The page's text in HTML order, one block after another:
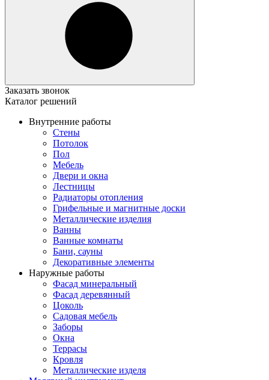
Заказать звонок
Каталог решений
Внутренние работы
Стены
Потолок
Пол
Мебель
Двери и окна
Лестницы
Радиаторы отопления
Грифельные и магнитные доски
Металлические изделия
Ванны
Ванные комнаты
Бани, сауны
Декоративные элементы
Наружные работы
Фасад минеральный
Фасад деревянный
Цоколь
Садовая мебель
Заборы
Окна
Террасы
Кровля
Металлические изделя